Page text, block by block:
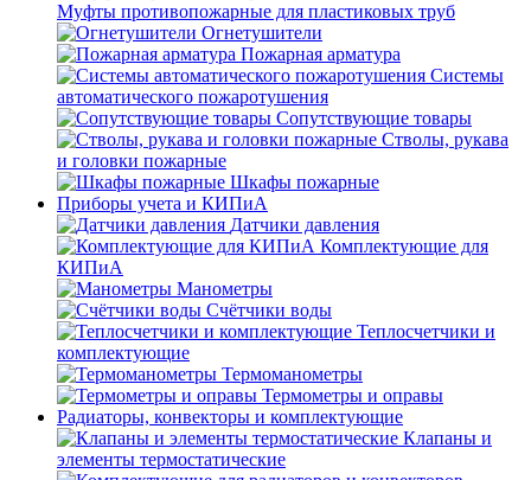
Муфты противопожарные для пластиковых труб
Огнетушители
Пожарная арматура
Системы
автоматического пожаротушения
Сопутствующие товары
Стволы, рукава
и головки пожарные
Шкафы пожарные
Приборы учета и КИПиА
Датчики давления
Комплектующие для
КИПиА
Манометры
Счётчики воды
Теплосчетчики и
комплектующие
Термоманометры
Термометры и оправы
Радиаторы, конвекторы и комплектующие
Клапаны и
элементы термостатические